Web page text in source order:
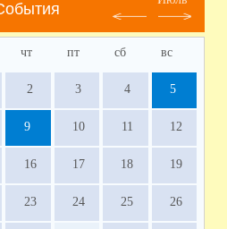
чт пт сб вс
2 3 4 5
9 10 11 12
16 17 18 19
23 24 25 26